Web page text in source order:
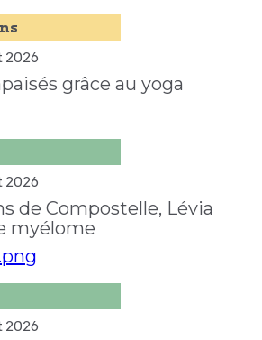
2026
grâce au yoga
2026
de Compostelle, Lévia
myélome
2026